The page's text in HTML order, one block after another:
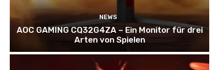
NEWS
AOC GAMING CQ32G4ZA – Ein Monitor für drei
Arten von Spielen